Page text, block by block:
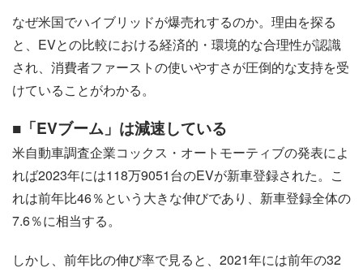
なぜ米国でハイブリッドが爆売れするのか。理由を探る
と、EVとの比較における経済的・環境的な合理性が認識
され、消費者ファーストの使いやすさが圧倒的な支持を受
けていることがわかる。
■「EVブーム」は減速している
米自動車調査企業コックス・オートモーティブの発表によ
れば2023年には118万9051台のEVが新車登録された。こ
れは前年比46％という大きな伸びであり、新車登録全体の
7.6％に相当する。
しかし、前年比の伸び率で見ると、2021年には前年の32